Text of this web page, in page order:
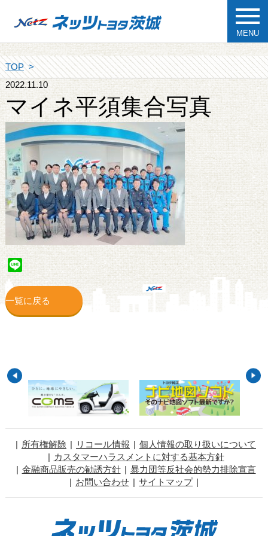
MENU
TOP
2022.11.10
マイネ平須集合写真
Line
一覧に戻る
所有権解除 リコール情報
個人情報の取り扱いについて
カスタマーハラスメントに対する基本方針
金融商品販売の勧誘方針
暴力団等反社会的勢力排除宣言
お問い合わせ
サイトマップ